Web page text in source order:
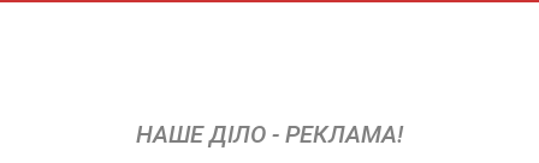
НАШЕ ДІЛО - РЕКЛАМА!